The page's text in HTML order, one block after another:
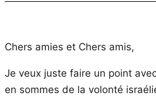
Chers amies et Chers amis,
Je veux juste faire un point
en sommes de la volonté